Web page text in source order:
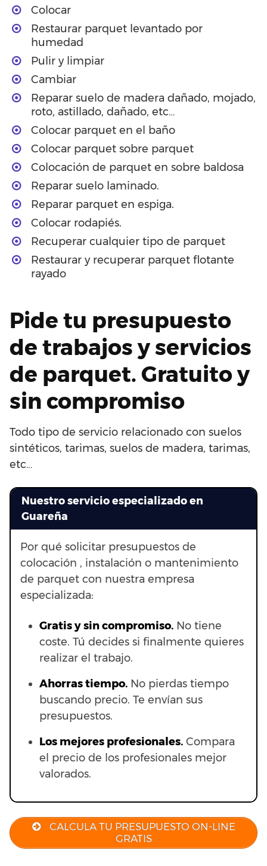
Colocar
Restaurar parquet levantado por
humedad
Pulir y limpiar
Cambiar
Reparar suelo de madera dañado, mojado,
roto, astillado, dañado, etc…
Colocar parquet en el baño
Colocar parquet sobre parquet
Colocación de parquet en sobre baldosa
Reparar suelo laminado.
Reparar parquet en espiga.
Colocar rodapiés.
Recuperar cualquier tipo de parquet
Restaurar y recuperar parquet flotante
rayado
Pide tu presupuesto
de trabajos y servicios
de parquet. Gratuito y
sin compromiso
Todo tipo de servicio relacionado con suelos
sintéticos, tarimas, suelos de madera, tarimas,
etc…
Nuestro servicio especializado en
Guareña
Por qué solicitar presupuestos de
colocación , instalación o mantenimiento
de parquet con nuestra empresa
especializada:
Gratis y sin compromiso. No tiene
coste. Tú decides si finalmente quieres
realizar el trabajo.
Ahorras tiempo. No pierdas tiempo
buscando precio. Te envían sus
presupuestos.
Los mejores profesionales. Compara
el precio de los profesionales mejor
valorados.
CALCULA TU PRESUPUESTO ON-LINE
GRATIS